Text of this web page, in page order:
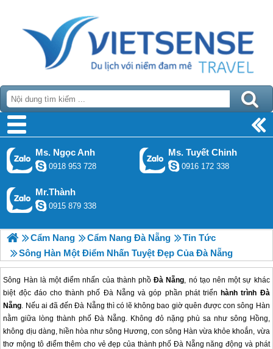
Ms. Ngọc Anh
0918 953 728
Ms. Tuyết Chinh
0916 172 338
Mr.Thành
0915 879 338
Cẩm Nang Cẩm Nang Đà Nẵng
Tin Tức
Sông Hàn Một Điểm Nhấn Tuyệt Đẹp Của Đà Nẵng
Sông Hàn là một điểm nhấn của thành phồ Đà Nẵng, nó tạo nên một sự khác
biệt độc đáo cho thành phố Đà Nẵng và góp phần phát triển hành trình Đà
Nẵng. Nếu ai đã đến Đà Nẵng thì có lẽ không bao giờ quên được con sông Hàn
nằm giữa lòng thành phố Đà Nẵng. Không đỏ nặng phù sa như sông Hồng,
không dịu dàng, hiền hòa như sông Hương, con sông Hàn vừa khỏe khoắn, vừa
thơ mộng tô điểm thêm cho vẻ đẹp của thành phố Đà Nẵng năng động và phát